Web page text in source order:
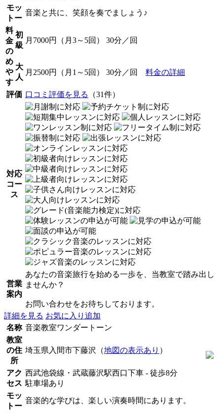
モッ
トー
音楽と共に、笑顔を奏でましょう♪
料
金
の
め
や
す
初
級
月7000円（月3～5回） 30分／回
大
人
月2500円（月1～5回） 30分／回 料金の詳細
評価 口コミ評価を見る （31件）
対応
コー
ス
営業
案内
あなたの音楽旅行を始める一歩を、当教室で踏み出し
ませんか？
お問い合わせをお待ちしております。
詳細を見る お気に入り追加
名称 音楽教室ワンダートーン
教室
の住
所
埼玉県入間市下藤沢（地図の表示あり ）
アク
セス
西武池袋線・武蔵藤沢駅西口下車 - 徒歩8分
駐車場あり
モッ
トー
音楽的な学びは、楽しい演奏時間にあります。